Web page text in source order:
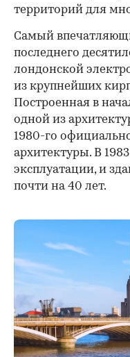
территорий для
Самый
последнего
лондонской
из крупнейших
Построенная в
одной из
1980-го
архитектуры. В
эксплуатации, и
почти на 40 лет.